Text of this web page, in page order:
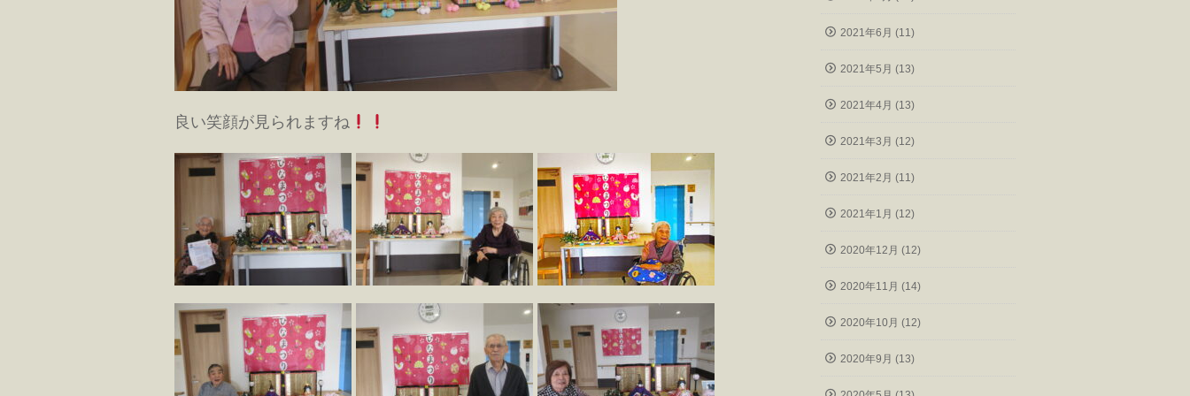
良い笑顔が見られますね
2021年6月 (11)
2021年5月 (13)
2021年4月 (13)
2021年3月 (12)
2021年2月 (11)
2021年1月 (12)
2020年12月 (12)
2020年11月 (14)
2020年10月 (12)
2020年9月 (13)